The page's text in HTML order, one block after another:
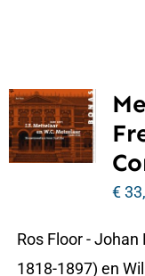
€
Ros Floor -
1818-1897) en